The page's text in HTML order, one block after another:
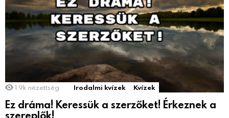
1.9k nézettség Irodalmi kvízek Kvízek
Ez dráma! Keressük a szerzőket! Érkeznek a
szereplők!